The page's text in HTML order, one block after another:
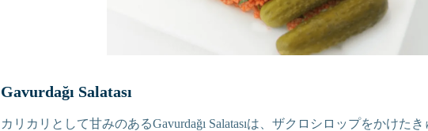
Gavurdağı Salatası
カリカリとして甘みのあるGavurdağı Salatasıは、ザクロシロップをかけた